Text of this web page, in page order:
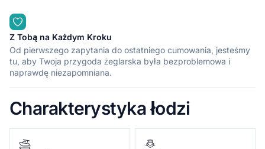
Z Tobą na Każdym Kroku
Od pierwszego zapytania do ostatniego cumowania, jesteśmy
tu, aby Twoja przygoda żeglarska była bezproblemowa i
naprawdę niezapomniana.
Charakterystyka łodzi